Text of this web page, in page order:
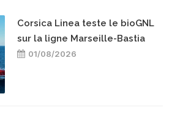
Corsica Linea teste le bioGNL
sur la ligne Marseille-Bastia
01/08/2026